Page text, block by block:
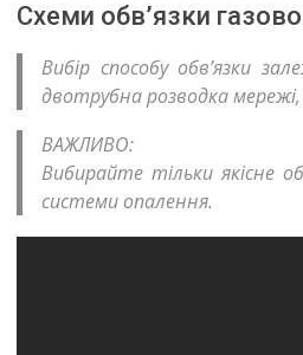
Схеми обв’язки
Вибір способу обв’язки
двотрубна розводка
ВАЖЛИВО:
Вибирайте тільки якісне
системи опалення.